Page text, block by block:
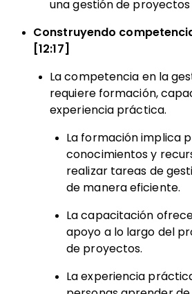
una gestión de proyectos
Construyendo
[12:17]
La competencia en la
requiere formación,
experiencia práctica.
La formación implica
conocimientos y
realizar tareas de
de manera eficiente.
La capacitación
apoyo a lo largo del
de proyectos.
La experiencia